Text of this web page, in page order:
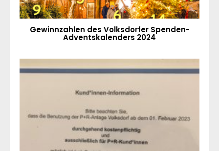
Gewinnzahlen des Volksdorfer Spenden-
Adventskalenders 2024